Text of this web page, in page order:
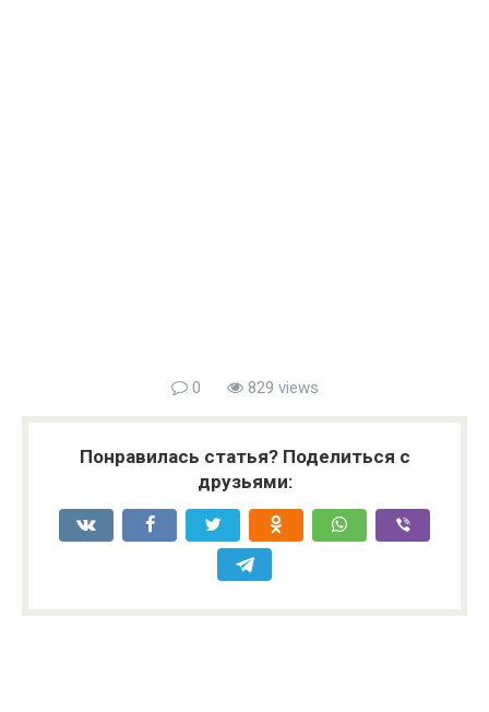
0 829 views
Понравилась статья? Поделиться с
друзьями: